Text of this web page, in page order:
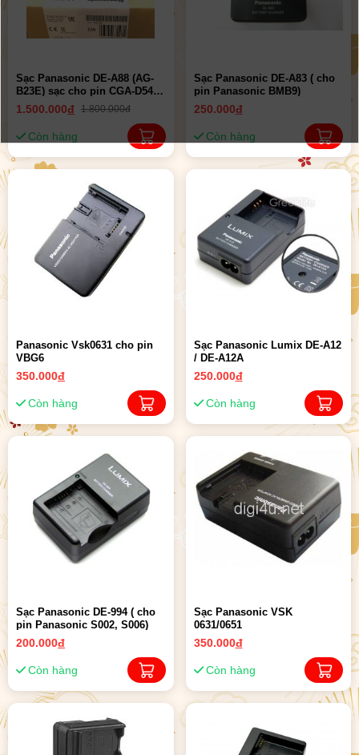
Sạc Panasonic DE-A88 (AG-
B23E) sạc cho pin CGA-D54 /
D54s, VBR59, VBD58,
VBD78.... | Chính hãng
1.500.000đ 1.800.000đ
Còn hàng
Sạc Panasonic DE-A83 ( cho
pin Panasonic BMB9)
250.000đ
Còn hàng
Panasonic Vsk0631 cho pin
VBG6
350.000đ
Còn hàng
Sạc Panasonic Lumix DE-A12
/ DE-A12A
250.000đ
Còn hàng
Sạc Panasonic DE-994 ( cho
pin Panasonic S002, S006)
200.000đ
Còn hàng
Sạc Panasonic VSK
0631/0651
350.000đ
Còn hàng